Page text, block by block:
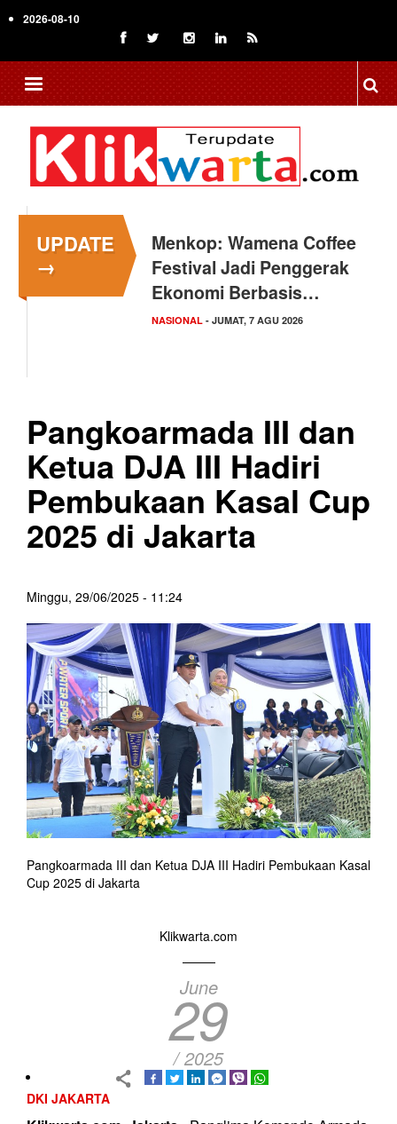
to
content
2026-08-10
UPDATE
→
Menkop: Wamena Coffee
Festival Jadi Penggerak
Ekonomi Berbasis…
NASIONAL - JUMAT, 7 AGU 2026
Pangkoarmada III dan
Ketua DJA III Hadiri
Pembukaan Kasal Cup
2025 di Jakarta
Minggu, 29/06/2025 - 11:24
Pangkoarmada III dan Ketua DJA III Hadiri Pembukaan Kasal
Cup 2025 di Jakarta
Klikwarta.com
June
29
/ 2025
DKI JAKARTA